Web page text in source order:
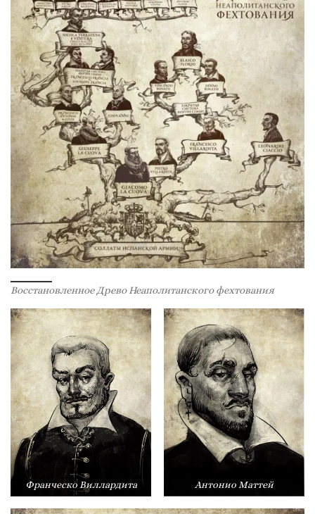
Восстановленное Древо Неаполитанского фехтования
Франческо Виллардита Антонио Маттей